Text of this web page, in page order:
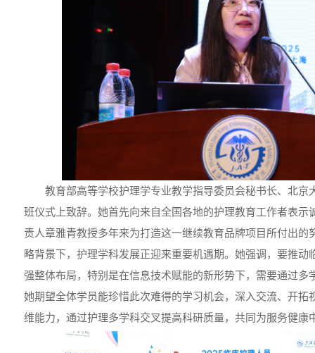
教育部高等学校护理学专业教学指导委员会秘书长、北京
班仪式上致辞。她首先向来自全国各地的护理教育工作者表示
责人章雅青教授多年来为打造这一继续教育品牌项目所付出的
略背景下，护理学科发展正迎来重要机遇期。她强调，要推动
强整体布局，特别是在信息技术赋能的新形势下，需要通过多
她期望全体学员能珍惜此次难得的学习机会，深入交流、开拓
维能力，通过护理多学科交叉提高科研质量，共同为服务健康